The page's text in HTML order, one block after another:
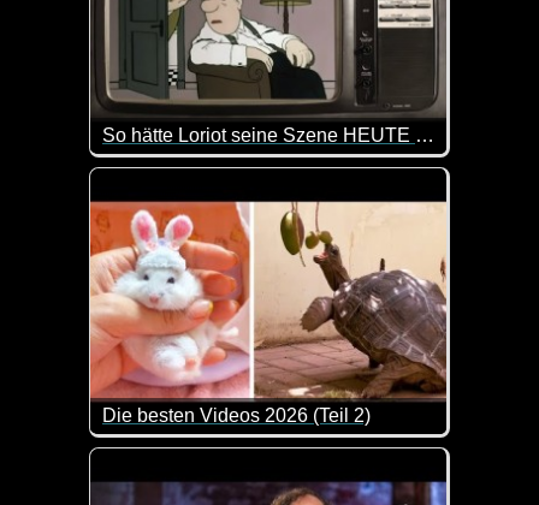
So hätte Loriot seine Szene HEUTE gespielt
Eine Hommage an einen der größten deutschen
Die besten Videos 2026 (Teil 2)
Eine tolle Zusammenstellung von lustigen